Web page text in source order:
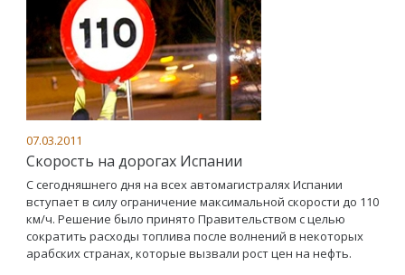
07.03.2011
Скорость на дорогах Испании
С сегодняшнего дня на всех автомагистралях Испании
вступает в силу ограничение максимальной скорости до 110
км/ч. Решение было принято Правительством с целью
сократить расходы топлива после волнений в некоторых
арабских странах, которые вызвали рост цен на нефть.